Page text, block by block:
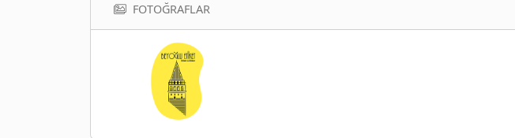
FOTOĞRAFLAR